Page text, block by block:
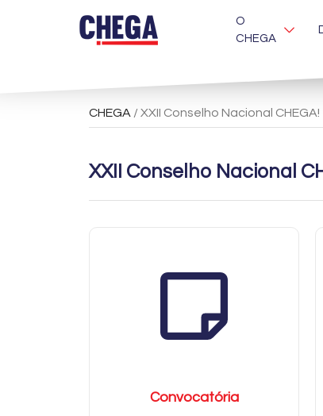
O
CHEGA
CHEGA / XXII Conselho Nacional CHEGA!
XXII Conselho Nacional
Convocatória